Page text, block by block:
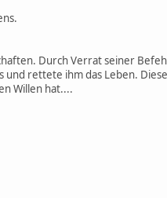
Durch Verrat seiner
rettete ihm das Leben.
Willen hat....